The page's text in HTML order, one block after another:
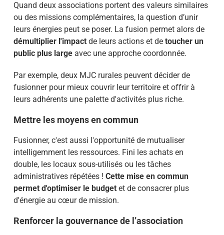
Quand deux associations portent des valeurs similaires
ou des missions complémentaires, la question d’unir
leurs énergies peut se poser. La fusion permet alors de
démultiplier l'impactde leurs actions et de toucher un
public plus largeavec une approche coordonnée.
Par exemple, deux MJC rurales peuvent décider de
fusionner pour mieux couvrir leur territoire et offrir à
leurs adhérents une palette d'activités plus riche.
Mettre les moyens en commun
Fusionner, c'est aussi l'opportunité de mutualiser
intelligemment les ressources. Fini les achats en
double, les locaux sous-utilisés ou les tâches
administratives répétées ! Cette mise en commun
permet d'optimiser le budgetet de consacrer plus
d'énergie au cœur de mission.
Renforcer la gouvernance de l’association